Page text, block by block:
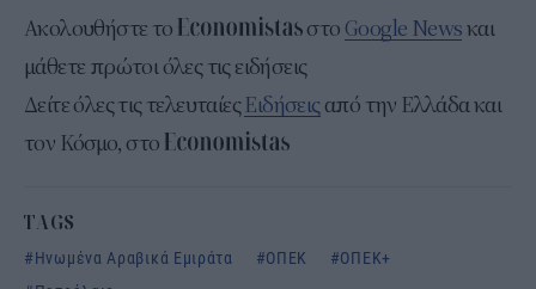
Ακολουθήστε το στο Google Newsκαι
μάθετε πρώτοι όλες τις ειδήσεις
Δείτε όλες τις τελευταίεςΕιδήσειςαπό την Ελλάδα και
τον Κόσμο, στο
TAGS
Ηνωμένα Αραβικά Εμιράτα
ΟΠΕΚ
ΟΠΕΚ+